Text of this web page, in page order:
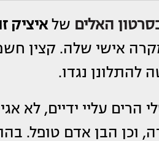
האלים שלאיציק
אישי שלה. קצין
להתלונן נגדו.
עליי ידיים, לא
וכן הבן אדם טופל.